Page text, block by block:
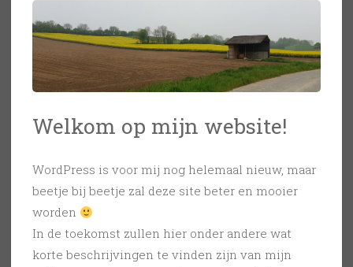
Welkom op mijn website!
WordPress is voor mij nog helemaal nieuw, maar
beetje bij beetje zal deze site beter en mooier
worden
In de toekomst zullen hier onder andere wat
korte beschrijvingen te vinden zijn van mijn